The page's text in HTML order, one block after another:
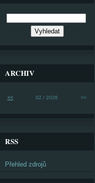
ARCHIV
<< 02 / 2026 >>
RSS
Přehled zdrojů